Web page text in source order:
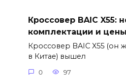
Кроссовер BAIC X55:
комплектации и цены
Кроссовер BAIC X55 (он
в Китае) вышел
0 97